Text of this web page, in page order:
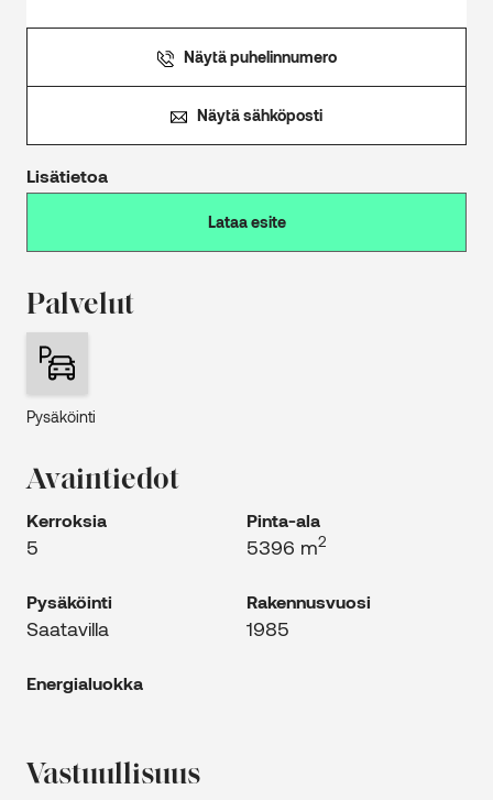
Näytä puhelinnumero
Näytä sähköposti
Lisätietoa
Lataa esite
Palvelut
Pysäköinti
Avaintiedot
Kerroksia
5
Pinta-ala
5396 m2
Pysäköinti
Saatavilla
Rakennus­vuosi
1985
Energia­luokka
Vastuulli­suus